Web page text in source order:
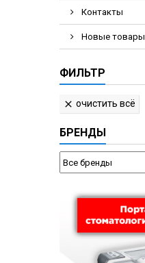
Контакты
Новые товары
ФИЛЬТР
 очистить всё
БРЕНДЫ